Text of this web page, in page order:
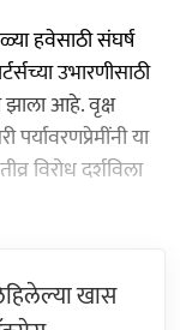
हवेसाठी संघर्ष
उभारणीसाठी
झाला आहे. वृक्ष
पर्यावरणप्रेमींनी या
विरोध दर्शविला
खास